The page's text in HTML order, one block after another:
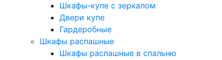
Шкафы-купе с зеркалом
Двери купе
Гардеробные
Шкафы распашные
Шкафы распашные в спальню